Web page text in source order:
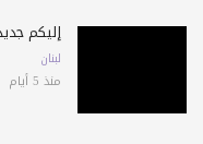
إليكم
لبنان
منذ 5 أيام